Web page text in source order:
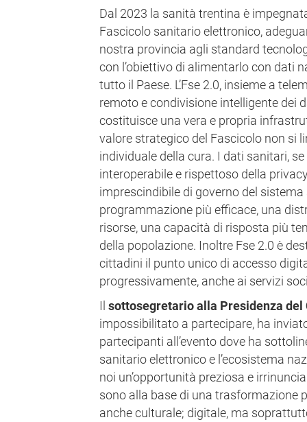
Dal 2023 la sanità trentina è
Fascicolo sanitario elettronico,
nostra provincia agli standard
con l’obiettivo di alimentarlo con dati
tutto il Paese. L’Fse 2.0, insieme a
remoto e condivisione intelligente dei
costituisce una vera e propria
valore strategico del Fascicolo non si
individuale della cura. I dati sanitari,
interoperabile e rispettoso della
imprescindibile di governo del
programmazione più efficace, una
risorse, una capacità di risposta più
della popolazione. Inoltre Fse 2.0 è
cittadini il punto unico di accesso
progressivamente, anche ai servizi
Il sottosegretario alla Presidenza
impossibilitato a partecipare, ha
partecipanti all’evento dove ha
sanitario elettronico e l’ecosistema
noi un’opportunità preziosa e
sono alla base di una trasformazione
anche culturale; digitale, ma